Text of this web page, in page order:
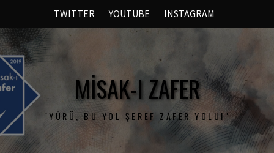
TWITTER YOUTUBE INSTAGRAM
MISAK-I ZAFER
"YÜRÜ, BU YOL ŞEREF ZAFER YOLU!"